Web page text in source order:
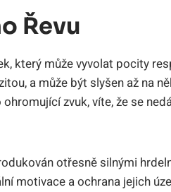
Řevu
který může vyvolat pocity
a může být slyšen až na
zvuk, víte, že se
otřesně silnými
motivace a ochrana jejich